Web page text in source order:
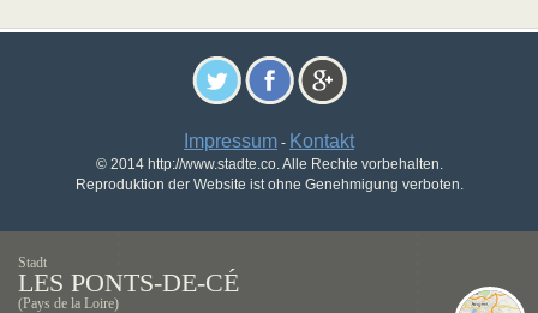
Impressum - Kontakt
© 2014 http://www.stadte.co. Alle Rechte vorbehalten.
Reproduktion der Website ist ohne Genehmigung verboten.
Stadt
LES PONTS-DE-CÉ
(Pays de la Loire)